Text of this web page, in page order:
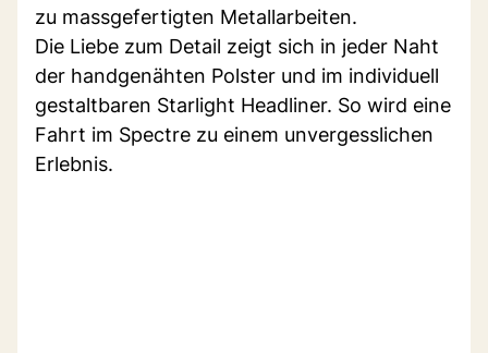
zu massgefertigten Metallarbeiten.
Die Liebe zum Detail zeigt sich in jeder Naht
der handgenähten Polster und im individuell
gestaltbaren Starlight Headliner. So wird eine
Fahrt im Spectre zu einem unvergesslichen
Erlebnis.